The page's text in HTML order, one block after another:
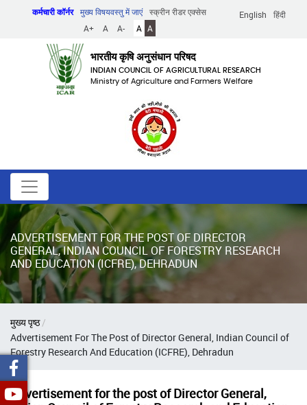
English हिंदी
कर्मचारी कॉर्नर मुख्य विषयवस्तु में जाएं
स्क्रीन रीडर एक्सेस
A+
A A- A A
भारतीय कृषि अनुसंधान परिषद
INDIAN COUNCIL OF AGRICULTURAL RESEARCH
Ministry of Agriculture and Farmers Welfare
ADVERTISEMENT FOR THE POST OF DIRECTOR
GENERAL, INDIAN COUNCIL OF FORESTRY RESEARCH
AND EDUCATION (ICFRE), DEHRADUN
पग
चिन्ह
मुख्य पृष्ठ
Advertisement For The Post of Director General, Indian Council of
Forestry Research And Education (ICFRE), Dehradun
Advertisement for the post of Director General,